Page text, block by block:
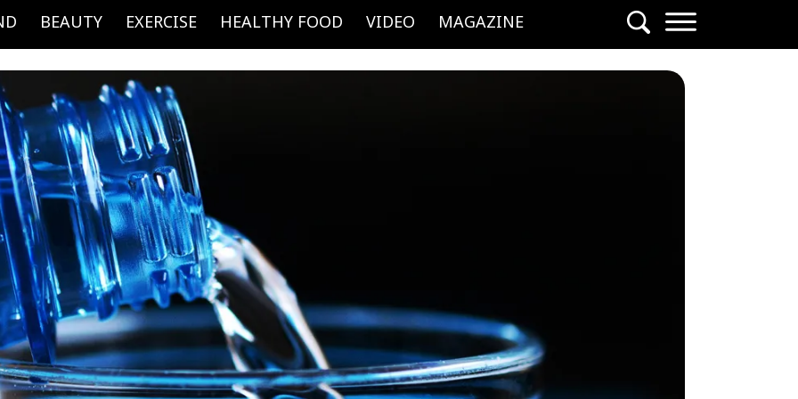
BEAUTY EXERCISE HEALTHY FOOD VIDEO MAGAZINE